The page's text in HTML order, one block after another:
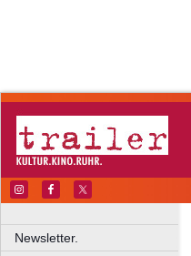
Newsletter.